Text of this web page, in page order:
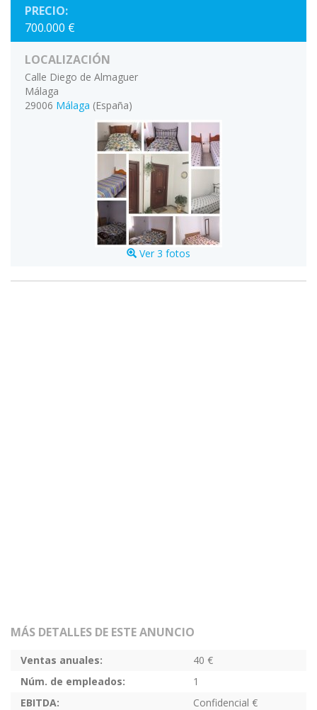
PRECIO:
700.000 €
LOCALIZACIÓN
Calle Diego de Almaguer
Málaga
29006 Málaga (España)
Ver 3 fotos
MÁS DETALLES DE ESTE ANUNCIO
Ventas anuales:
40 €
Núm. de empleados:
1
EBITDA:
Confidencial €